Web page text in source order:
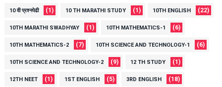
10 वी प्रश्नपेढी (1) 10 TH MARATHI STUDY (1) 10TH ENGLISH (22)
10TH MARATHI SWADHYAY (1) 10TH MATHEMATICS-1 (6)
10TH MATHEMATICS-2 (7) 10TH SCIENCE AND TECHNOLOGY-1 (6)
10TH SCIENCE AND TECHNOLOGY-2 (9) 12 TH STUDY (1)
12TH NEET (1) 1ST ENGLISH (5) 3RD ENGLISH (18)